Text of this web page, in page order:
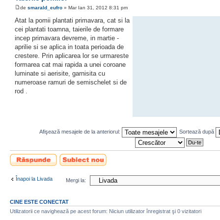
de smarald_eufro » Mar Ian 31, 2012 8:31 pm
Atat la pomii plantati primavara, cat si la
cei plantati toamna, taierile de formare
incep primavara devreme, in martie -
aprilie si se aplica in toata perioada de
crestere. Prin aplicarea lor se urmareste
formarea cat mai rapida a unei coroane
luminate si aerisite, garnisita cu
numeroase ramuri de semischelet si de
rod .
Afişează mesajele de la anteriorul: Sortează după
Scrie un răspuns
Scrie un subiect
nou
Înapoi la Livada Mergi la:
CINE ESTE CONECTAT
Utilizatorii ce navighează pe acest forum: Niciun utilizator înregistrat şi 0 vizitatori